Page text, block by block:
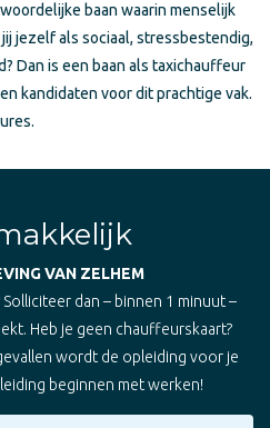
baan waarin menselijk
jezelf als sociaal, stressbestendig,
Dan is een baan als taxichauffeur
kandidaten voor dit prachtige vak.
VAN ZELHEM
dan – binnen 1 minuut –
Heb je geen chauffeurskaart?
wordt de opleiding voor je
beginnen met werken!